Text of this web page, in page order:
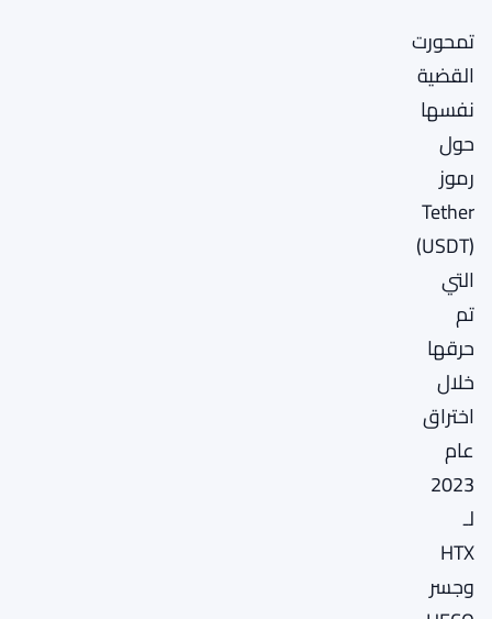
تمحورت
القضية
نفسها
حول
رموز
Tether
(USDT)
التي
تم
حرقها
خلال
اختراق
عام
2023
لـ
HTX
وجسر